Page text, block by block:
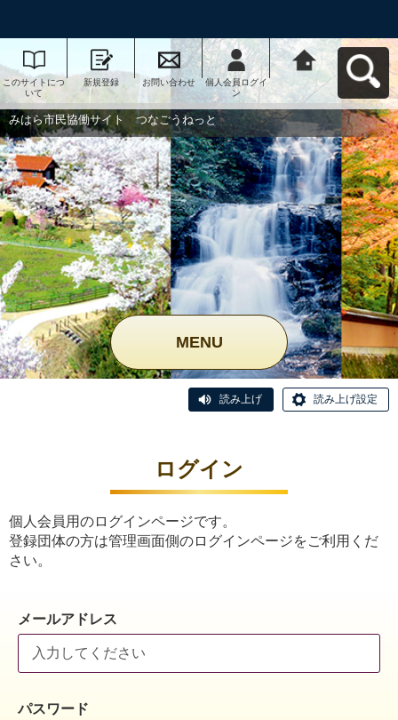
このサイトにつ
いて
新規登録 お問い合わせ
個人会員ログイ
ン
みはら市民協働
サイト つなご
うねっとへ戻る
みはら市民協働サイト つなごうねっと
MENU
読み上げ 読み上げ設定
ログイン
個人会員用のログインページです。
登録団体の方は管理画面側のログインページをご利用くだ
さい。
メールアドレス
パスワード